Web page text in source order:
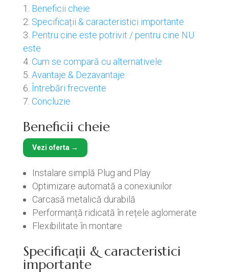
Beneficii cheie
Specificații & caracteristici importante
Pentru cine este potrivit / pentru cine NU
este
Cum se compară cu alternativele
Avantaje & Dezavantaje
Întrebări frecvente
Concluzie
Beneficii cheie
Vezi oferta →
Instalare simplă Plug and Play
Optimizare automată a conexiunilor
Carcasă metalică durabilă
Performanță ridicată în rețele aglomerate
Flexibilitate în montare
Specificații & caracteristici
importante